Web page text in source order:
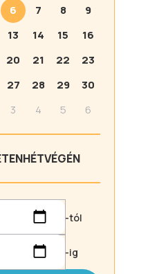
6 7 8
9
13 14 15
16
20 21 22
23
27 28 29
30
3 4 5 6
HÉTVÉGÉN
-tól
-ig